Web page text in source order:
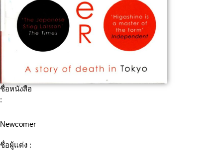
ชื่อหนังสือ
:
Newcomer
ชื่อผู้แต่ง :